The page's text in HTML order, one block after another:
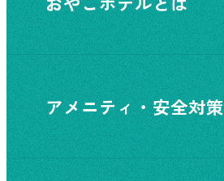
アメニティ・安全対策